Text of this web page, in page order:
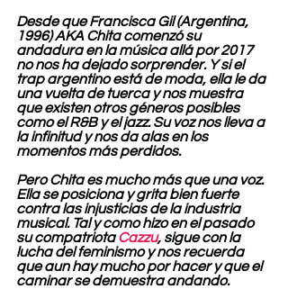
Desde que Francisca Gil (Argentina,
1996) AKA Chita comenzó su
andadura en la música allá por 2017
no nos ha dejado sorprender. Y si el
trap argentino está de moda, ella le da
una vuelta de tuerca y nos muestra
que existen otros géneros posibles
como el R&B y el jazz. Su voz nos lleva a
la infinitud y nos da alas en los
momentos más perdidos.
Pero Chita es mucho más que una voz.
Ella se posiciona y grita bien fuerte
contra las injusticias de la industria
musical. Tal y como hizo en el pasado
su compatriota Cazzu, sigue con la
lucha del feminismo y nos recuerda
que aun hay mucho por hacer y que el
caminar se demuestra andando.